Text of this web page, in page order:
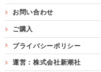
お問い合わせ
ご購入
プライバシーポリシー
運営：株式会社新潮社